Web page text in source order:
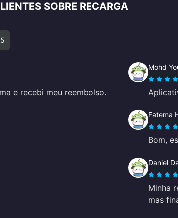
SOBRE RECARGA
e recebi meu reembolso.
Mohd
Fatema
Bom,
Daniel
Minha
mas